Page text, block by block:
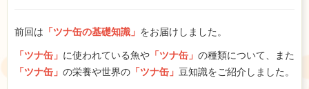
前回は 「ツナ缶の基礎知識」 をお届けしました。
「ツナ缶」 に使われている魚や 「ツナ缶」 の種類について、また
「ツナ缶」 の栄養や世界の 「ツナ缶」 豆知識をご紹介しました。